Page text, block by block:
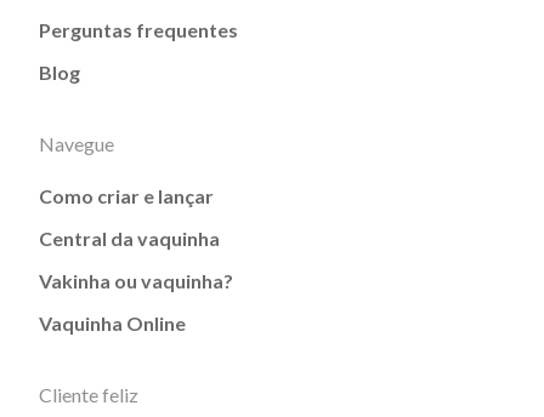
Perguntas frequentes
Blog
Navegue
Como criar e lançar
Central da vaquinha
Vakinha ou vaquinha?
Vaquinha Online
Cliente feliz